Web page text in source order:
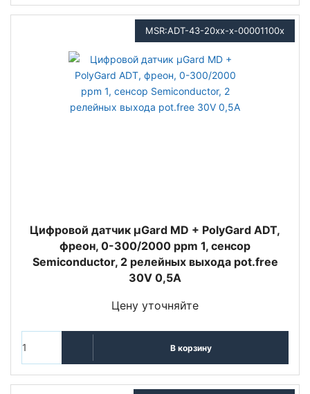
MSR:ADT-43-20xx-x-00001100x
Цифровой датчик µGard MD + PolyGard ADT,
фреон, 0-300/2000 ppm 1, сенсор
Semiconductor, 2 релейных выхода pot.free
30V 0,5A
Цену уточняйте
В корзину